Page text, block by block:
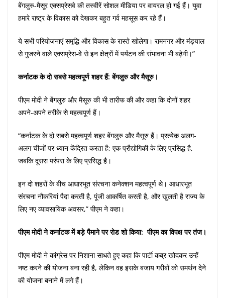
बेंगलुरु-मैसूर एक्सप्रेसवे की तस्वीरें सोशल मीडिया पर वायरल हो गई हैं। युवा
हमारे राष्ट्र के विकास को देखकर बहुत गर्व महसूस कर रहे हैं।
ये सभी परियोजनाएं समृद्धि और विकास के रास्ते खोलेगा। रामनगर और मंड्याल
से गुजरने वाले एक्सप्रेस-वे से इन क्षेत्रों में पर्यटन की संभावना भी बढ़ेगी।”
कर्नाटक के दो सबसे महत्वपूर्ण शहर हैं: बेंगलुरु और मैसूरु।
पीएम मोदी ने बेंगलुरु और मैसूरु की भी तारीफ की और कहा कि दोनों शहर
अपने-अपने तरीके से महत्वपूर्ण हैं।
“कर्नाटक के दो सबसे महत्वपूर्ण शहर बेंगलुरु और मैसूरु हैं। प्रत्येक अलग-
अलग चीजों पर ध्यान केंद्रित करता है; एक प्रौद्योगिकी के लिए प्रसिद्ध है,
जबकि दूसरा परंपरा के लिए प्रसिद्ध है।
इन दो शहरों के बीच आधारभूत संरचना कनेक्शन महत्वपूर्ण थे। आधारभूत
संरचना नौकरियां पैदा करती है, पूंजी आकर्षित करती है, और खुलती है राज्य के
लिए नए व्यावसायिक अवसर,” पीएम ने कहा।
पीएम मोदी ने कर्नाटक में बड़े पैमाने पर रोड शो किया: पीएम का विपक्ष पर तंज।
पीएम मोदी ने कांग्रेस पर निशाना साधते हुए कहा कि पार्टी कब्र खोदकर उन्हें
नष्ट करने की योजना बना रही है, लेकिन वह इसके बजाय गरीबों को समर्थन देने
की योजना बनाने में लगे हैं।